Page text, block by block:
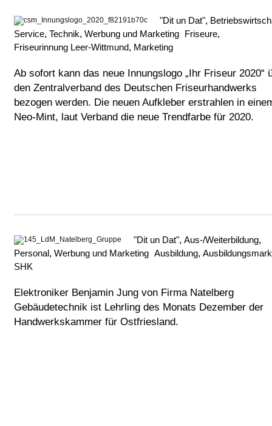
"Dit un Dat",
Service, Technik, Werbung und Marketing Friseure,
Friseurinnung Leer-Wittmund, Marketing
Ab sofort kann das neue Innungslogo „Ihr Friseur 2020“
den Zentralverband des Deutschen Friseurhandwerks
bezogen werden. Die neuen Aufkleber erstrahlen in
Neo-Mint, laut Verband die neue Trendfarbe für 2020.
"Dit un Dat", Aus-/Weiterbildung,
Personal, Werbung und Marketing Ausbildung,
SHK
Elektroniker Benjamin Jung von Firma Natelberg
Gebäudetechnik ist Lehrling des Monats Dezember der
Handwerkskammer für Ostfriesland.